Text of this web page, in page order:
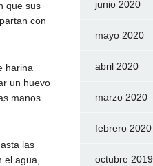
que sus
con
harina
un huevo
manos
las
el agua,…
junio 2020
mayo 2020
abril 2020
marzo 2020
febrero 2020
octubre 2019